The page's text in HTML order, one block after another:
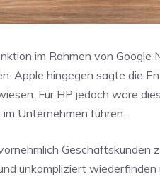
im Rahmen von Google
Apple hingegen sagte die
Für HP jedoch wäre
Unternehmen führen.
Geschäftskunden
unkompliziert